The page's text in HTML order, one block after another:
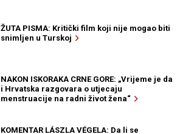
ŽUTA PISMA: Kritički film koji nije mogao biti
snimljen u Turskoj
NAKON ISKORAKA CRNE GORE: „Vrijeme je da
i Hrvatska razgovara o utjecaju
menstruacije na radni život žena“
KOMENTAR LÁSZLA VÉGELA: Da li se